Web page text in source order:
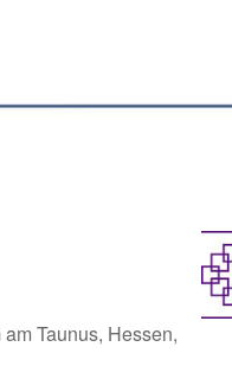
Taunus, Hessen,